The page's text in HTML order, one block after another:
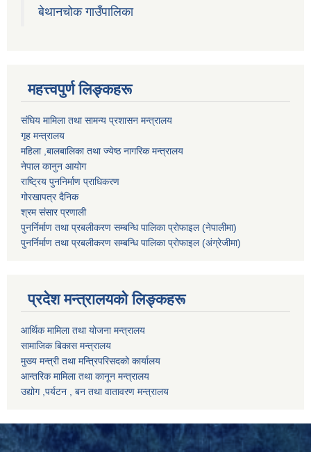
बेथानचोक गाउँपालिका
महत्त्वपुर्ण लिङ्कहरू
संघिय मामिला तथा सामन्य प्रशासन मन्त्रालय
गृह मन्त्रालय
महिला ,बालबालिका तथा ज्येष्ठ नागरिक मन्त्रालय
नेपाल कानुन आयोग
राष्ट्रिय पुननिर्माण प्राधिकरण
गोरखापत्र दैनिक
श्रम संसार प्रणाली
पुनर्निर्माण तथा प्रबलीकरण सम्बन्धि पालिका प्राेफाइल (नेपालीमा)
पुनर्निर्माण तथा प्रबलीकरण सम्बन्धि पालिका प्राेफाइल(अंग्रेजीमा)
प्रदेश मन्त्रालयको लिङ्कहरू
आर्थिक मामिला तथा योजना मन्त्रालय
सामाजिक बिकास मन्त्रालय
मुख्य मन्त्री तथा मन्त्रिपरिसदको कार्यालय
आन्तरिक मामिला तथा कानून मन्त्रालय
उद्योग ,पर्यटन , बन तथा वातावरण मन्त्रालय